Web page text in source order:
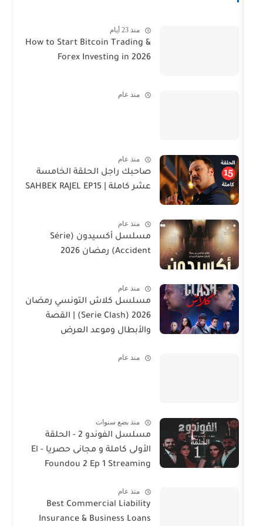
How to Start Bitcoin Trading &
Forex Investing in 2026
منذ عام
صاحبك راجل الحلقة الخامسة
عشر كاملة | SAHBEK RAJEL EP15
منذ عام
مسلسل أكسيدون (Série
Accident) رمضان 2026
منذ عام
مسلسل كلاش التونسي رمضان
2026 (Serie Clash) | القصة
والأبطال وموعد العرض
منذ بضع سنوات
مسلسل الفوندو 2 - الحلقة
الأولى كاملة و مجانى حصريا - El
Foundou 2 Ep 1 Streaming
Best Commercial Liability
Insurance & Business Loans